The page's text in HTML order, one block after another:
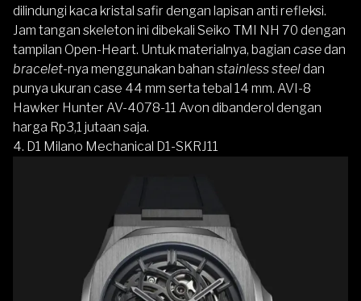
dilindungi kaca kristal safir dengan lapisan anti refleksi.
Jam tangan skeleton ini dibekali Seiko TMI NH 70 dengan
tampilan Open-Heart. Untuk materialnya, bagian casedan
bracelet-nya menggunakan bahan stainless steeldan
punya ukuran case 44 mm serta tebal 14 mm. AVI-8
Hawker Hunter AV-4078-11 Avon dibanderol dengan
harga Rp3,1 jutaan saja.
4. D1 Milano Mechanical D1-SKRJ11